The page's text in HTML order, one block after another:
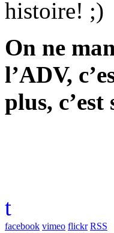
histoire! ;)
On ne
l’ADV,
plus,
t
facebook vimeo flickr RSS